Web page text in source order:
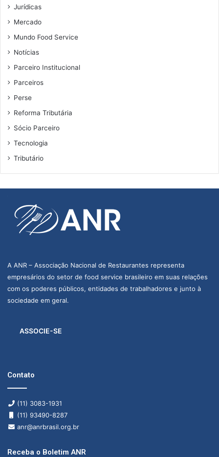
Jurídicas
Mercado
Mundo Food Service
Notícias
Parceiro Institucional
Parceiros
Perse
Reforma Tributária
Sócio Parceiro
Tecnologia
Tributário
A ANR – Associação Nacional de Restaurantes representa
empresários do setor de food service brasileiro em suas relações
com os poderes públicos, entidades de trabalhadores e junto à
sociedade em geral.
ASSOCIE-SE
Contato
(11) 3083-1931
(11) 93490-8287
anr@anrbrasil.org.br
Receba o Boletim ANR